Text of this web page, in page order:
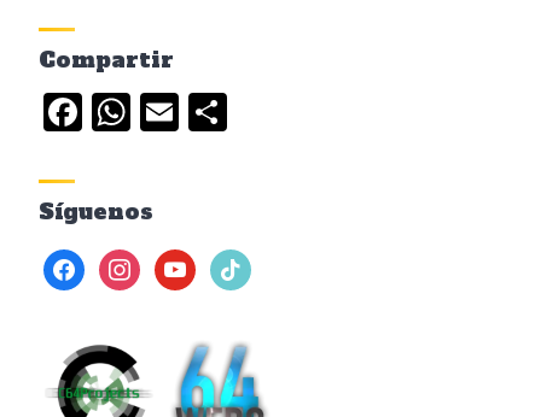
Compartir
Facebook
WhatsApp
Email
Síguenos
facebookinstagramyoutubetiktok